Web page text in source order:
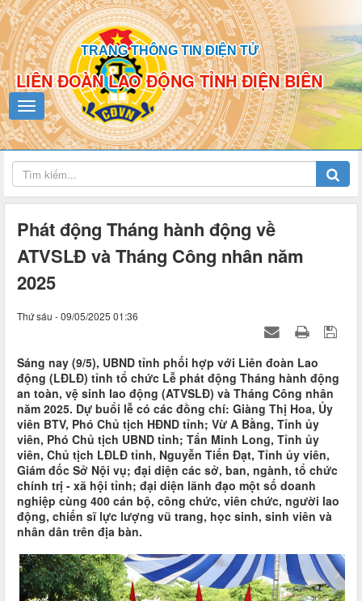
TRANG THÔNG TIN ĐIỆN TỬ
LIÊN ĐOÀN LAO ĐỘNG TỈNH ĐIỆN BIÊN
Phát động Tháng hành động về
ATVSLĐ và Tháng Công nhân năm
2025
Thứ sáu - 09/05/2025 01:36
Sáng nay (9/5), UBND tỉnh phối hợp với Liên đoàn Lao
động (LĐLĐ) tỉnh tổ chức Lễ phát động Tháng hành động
an toàn, vệ sinh lao động (ATVSLĐ) và Tháng Công nhân
năm 2025. Dự buổi lễ có các đồng chí: Giàng Thị Hoa, Ủy
viên BTV, Phó Chủ tịch HĐND tỉnh; Vừ A Bằng, Tỉnh ủy
viên, Phó Chủ tịch UBND tỉnh; Tẩn Minh Long, Tỉnh ủy
viên, Chủ tịch LĐLĐ tỉnh, Nguyễn Tiến Đạt, Tỉnh ủy viên,
Giám đốc Sở Nội vụ; đại diện các sở, ban, ngành, tổ chức
chính trị - xã hội tỉnh; đại diện lãnh đạo một số doanh
nghiệp cùng 400 cán bộ, công chức, viên chức, người lao
động, chiến sĩ lực lượng vũ trang, học sinh, sinh viên và
nhân dân trên địa bàn.